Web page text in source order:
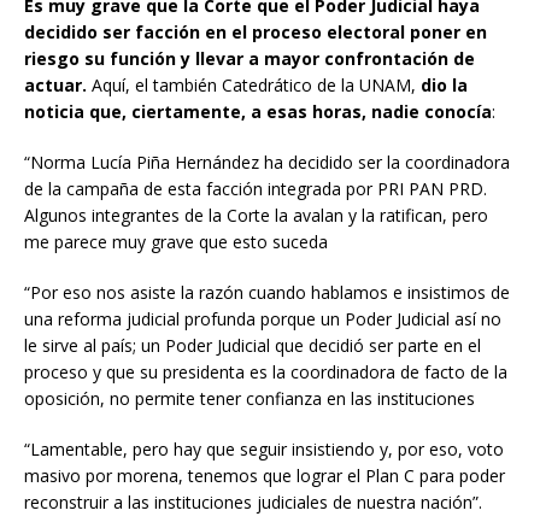
Es muy grave que la Corte que el Poder Judicial haya
decidido ser facción en el proceso electoral poner en
riesgo su función y llevar a mayor confrontación de
actuar. Aquí, el también Catedrático de la UNAM, dio la
noticia que, ciertamente, a esas horas, nadie conocía:
“Norma Lucía Piña Hernández ha decidido ser la coordinadora
de la campaña de esta facción integrada por PRI PAN PRD.
Algunos integrantes de la Corte la avalan y la ratifican, pero
me parece muy grave que esto suceda
“Por eso nos asiste la razón cuando hablamos e insistimos de
una reforma judicial profunda porque un Poder Judicial así no
le sirve al país; un Poder Judicial que decidió ser parte en el
proceso y que su presidenta es la coordinadora de facto de la
oposición, no permite tener confianza en las instituciones
“Lamentable, pero hay que seguir insistiendo y, por eso, voto
masivo por morena, tenemos que lograr el Plan C para poder
reconstruir a las instituciones judiciales de nuestra nación”.